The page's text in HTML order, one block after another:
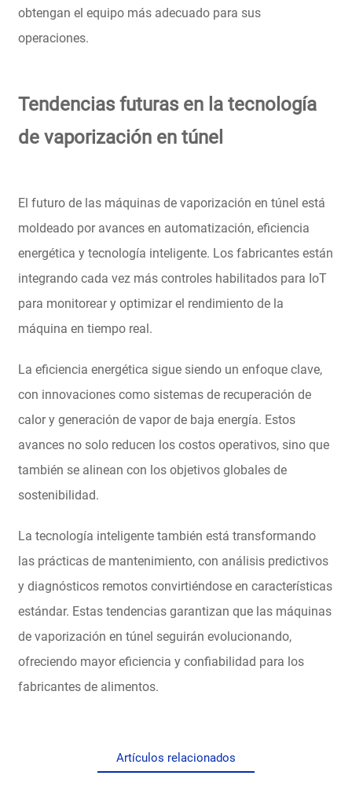
obtengan el equipo más adecuado para sus
operaciones.
Tendencias futuras en la tecnología
de vaporización en túnel
El futuro de las máquinas de vaporización en túnel está
moldeado por avances en automatización, eficiencia
energética y tecnología inteligente. Los fabricantes están
integrando cada vez más controles habilitados para IoT
para monitorear y optimizar el rendimiento de la
máquina en tiempo real.
La eficiencia energética sigue siendo un enfoque clave,
con innovaciones como sistemas de recuperación de
calor y generación de vapor de baja energía. Estos
avances no solo reducen los costos operativos, sino que
también se alinean con los objetivos globales de
sostenibilidad.
La tecnología inteligente también está transformando
las prácticas de mantenimiento, con análisis predictivos
y diagnósticos remotos convirtiéndose en características
estándar. Estas tendencias garantizan que las máquinas
de vaporización en túnel seguirán evolucionando,
ofreciendo mayor eficiencia y confiabilidad para los
fabricantes de alimentos.
Artículos relacionados